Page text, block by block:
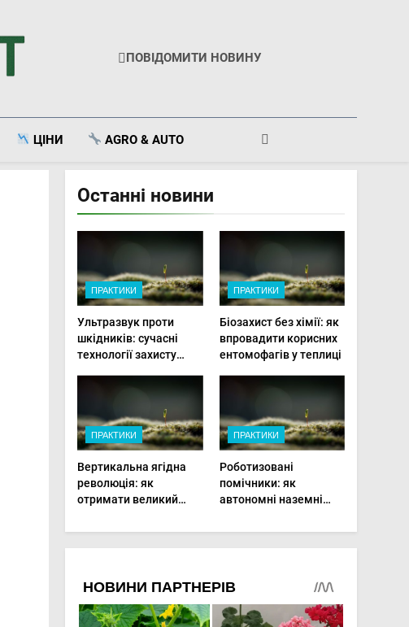
ПОВІДОМИТИ НОВИНУ
ЦІНИ AGRO & AUTO
Останні новини
ПРАКТИКИ
Ультразвук проти
шкідників: сучасні
технології захисту
господарствах
ПРАКТИКИ
Біозахист без хімії: як
впровадити корисних
ентомофагів у теплиці
ПРАКТИКИ
Вертикальна ягідна
революція: як
отримати великий
мінімальній площі
ПРАКТИКИ
Роботизовані
помічники: як
автономні наземні
догляд за органічними
овочами